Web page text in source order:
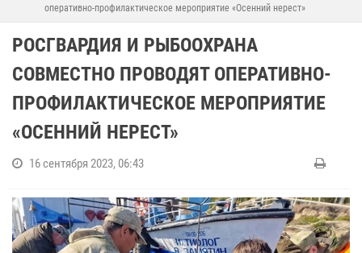
оперативно-профилактическое мероприятие «Осенний нерест»
РОСГВАРДИЯ И РЫБООХРАНА
СОВМЕСТНО ПРОВОДЯТ ОПЕРАТИВНО-
ПРОФИЛАКТИЧЕСКОЕ МЕРОПРИЯТИЕ
«ОСЕННИЙ НЕРЕСТ»
16 сентября 2023, 06:43